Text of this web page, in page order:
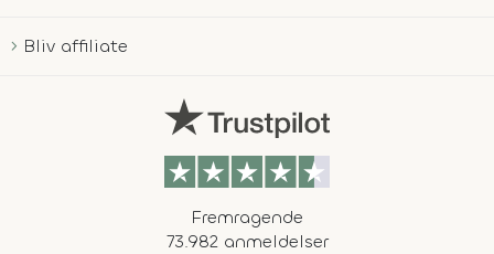
Bliv affiliate
Fremragende
73.982 anmeldelser